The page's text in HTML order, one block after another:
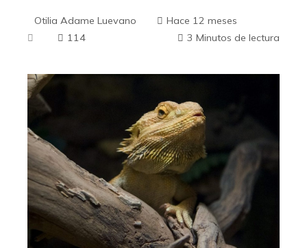
Otilia Adame Luevano
Hace 12 meses
114
3 Minutos de lectura